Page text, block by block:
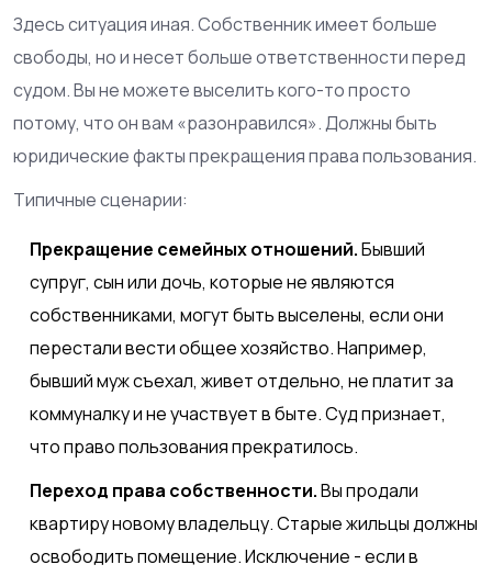
Здесь ситуация иная. Собственник имеет больше
свободы, но и несет больше ответственности перед
судом. Вы не можете выселить кого-то просто
потому, что он вам «разонравился». Должны быть
юридические факты прекращения права пользования.
Типичные сценарии:
Прекращение семейных отношений.Бывший
супруг, сын или дочь, которые не являются
собственниками, могут быть выселены, если они
перестали вести общее хозяйство. Например,
бывший муж съехал, живет отдельно, не платит за
коммуналку и не участвует в быте. Суд признает,
что право пользования прекратилось.
Переход права собственности.Вы продали
квартиру новому владельцу. Старые жильцы должны
освободить помещение. Исключение - если в